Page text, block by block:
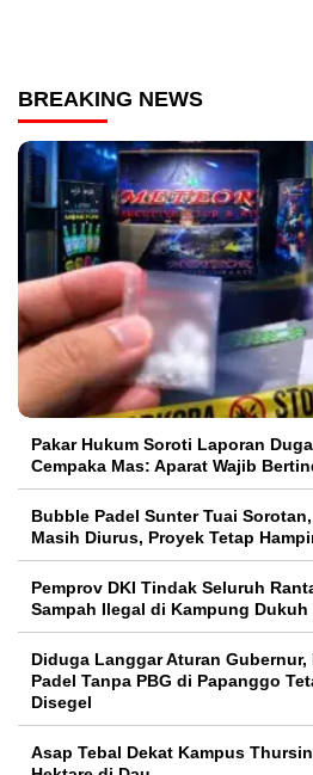
BREAKING NEWS
Pakar Hukum Soroti Laporan
Cempaka Mas: Aparat Wajib
Bubble Padel Sunter Tuai
Masih Diurus, Proyek Tetap
Pemprov DKI Tindak Seluruh
Sampah Ilegal di Kampung Dukuh
Diduga Langgar Aturan Gubernur,
Padel Tanpa PBG di Papanggo
Disegel
Asap Tebal Dekat Kampus